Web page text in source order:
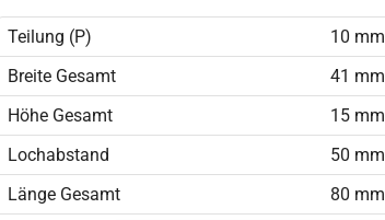
Teilung (P)
10 mm
Breite Gesamt
41 mm
Höhe Gesamt
15 mm
Lochabstand
50 mm
Länge Gesamt
80 mm